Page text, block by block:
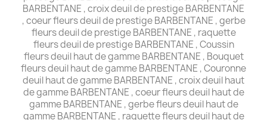
BARBENTANE , croix deuil de prestige BARBENTANE
, coeur fleurs deuil de prestige BARBENTANE , gerbe
fleurs deuil de prestige BARBENTANE , raquette
fleurs deuil de prestige BARBENTANE , Coussin
fleurs deuil haut de gamme BARBENTANE , Bouquet
fleurs deuil haut de gamme BARBENTANE , Couronne
deuil haut de gamme BARBENTANE , croix deuil haut
de gamme BARBENTANE , coeur fleurs deuil haut de
gamme BARBENTANE , gerbe fleurs deuil haut de
gamme BARBENTANE , raquette fleurs deuil haut de